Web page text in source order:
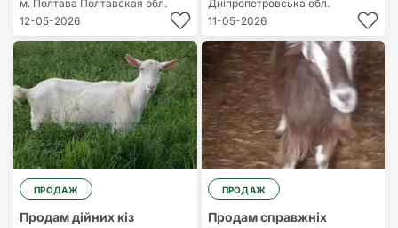
м. Полтава Полтавская обл.
12-05-2026
Дніпропетровська обл.
11-05-2026
ПРОДАЖ
Продам дійних кіз
ПРОДАЖ
Продам справжніх